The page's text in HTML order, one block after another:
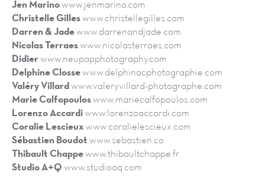
Jen Marino www.jenmarino.com
Christelle Gilles www.christellegilles.com
Darren & Jade www.darrenandjade.com
Nicolas Terraes www.nicolasterraes.com
Didier www.neupapphotography.com
Delphine Closse www.delphinacphotographie.com
Valéry Villard www.valeryvillard-photographe.com
Marie Calfopoulos www.mariecalfopoulos.com
Lorenzo Accardi www.lorenzoaccardi.com
Coralie Lescieux www.coralielescieux.com
Sébastien Boudot www.sebastien.co
Thibault Chappe www.thibaultchappe.fr
Studio A+Q www.studioaq.com